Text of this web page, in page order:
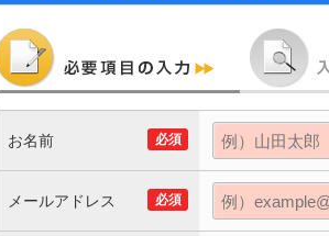
必須
お名前
必須
メールアドレス